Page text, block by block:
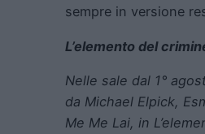
sempre in versione
L’elemento del
Nelle sale dal 1°
da Michael Elpick,
Me Me Lai, in